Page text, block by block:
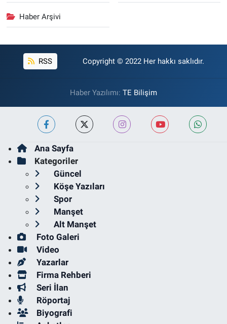
Haber Arşivi
RSS Copyright © 2022 Her hakkı saklıdır.
Haber Yazılımı: TE Bilişim
Ana Sayfa
Kategoriler
Güncel
Köşe Yazıları
Spor
Manşet
Alt Manşet
Foto Galeri
Video
Yazarlar
Firma Rehberi
Seri İlan
Röportaj
Biyografi